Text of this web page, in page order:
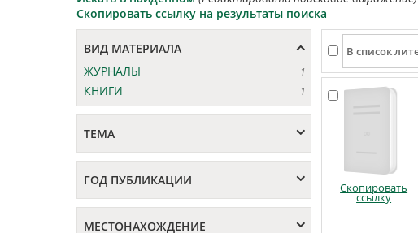
Скопировать ссылку на результаты поиска
ВИД МАТЕРИАЛА
ЖУРНАЛЫ
1
КНИГИ 1
ТЕМА
ГОД ПУБЛИКАЦИИ
МЕСТОНАХОЖДЕНИЕ
Скопировать
ссылку